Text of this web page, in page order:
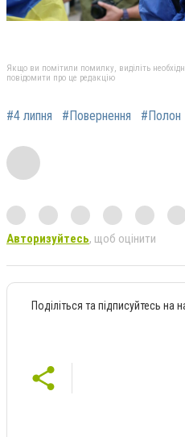
Якщо ви помітили помилку, виділіть
повідомити про це редакцію
#4 липня #Повернення #Полон
Авторизуйтесь, щоб оцінити
Поділіться та підписуйтесь на